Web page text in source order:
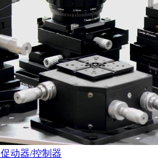
促动器/控制器